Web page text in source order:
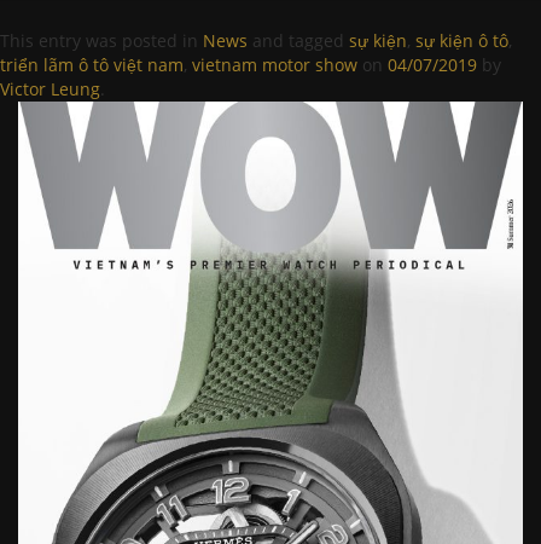
This entry was posted in News and tagged sự kiện, sự kiện ô tô,
triển lãm ô tô việt nam, vietnam motor show on 04/07/2019 by
Victor Leung.